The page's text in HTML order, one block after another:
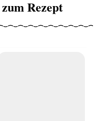
Rezept